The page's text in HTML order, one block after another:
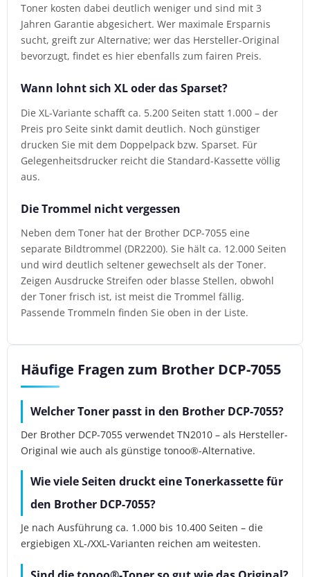
Toner kosten dabei deutlich weniger und sind mit 3
Jahren Garantie abgesichert. Wer maximale Ersparnis
sucht, greift zur Alternative; wer das Hersteller-Original
bevorzugt, findet es hier ebenfalls zum fairen Preis.
Wann lohnt sich XL oder das Sparset?
Die XL-Variante schafft ca. 5.200 Seiten statt 1.000 – der
Preis pro Seite sinkt damit deutlich. Noch günstiger
drucken Sie mit dem Doppelpack bzw. Sparset. Für
Gelegenheitsdrucker reicht die Standard-Kassette völlig
aus.
Die Trommel nicht vergessen
Neben dem Toner hat der Brother DCP-7055 eine
separate Bildtrommel (DR2200). Sie hält ca. 12.000 Seiten
und wird deutlich seltener gewechselt als der Toner.
Zeigen Ausdrucke Streifen oder blasse Stellen, obwohl
der Toner frisch ist, ist meist die Trommel fällig.
Passende Trommeln finden Sie oben in der Liste.
Häufige Fragen zum Brother DCP-7055
Welcher Toner passt in den Brother DCP-7055?
Der Brother DCP-7055 verwendet TN2010 – als Hersteller-
Original wie auch als günstige tonoo®-Alternative.
Wie viele Seiten druckt eine Tonerkassette für
den Brother DCP-7055?
Je nach Ausführung ca. 1.000 bis 10.400 Seiten – die
ergiebigen XL-/XXL-Varianten reichen am weitesten.